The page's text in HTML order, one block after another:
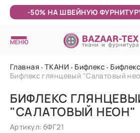
-50% НА ШВЕЙНУЮ
МЕНЮ
Главная ТКАНИ Бифлекс
Бифлекс глянцевый "Салатовый
БИФЛЕКС
"САЛАТОВЫЙ НЕОН"
Артикул: бФГ21